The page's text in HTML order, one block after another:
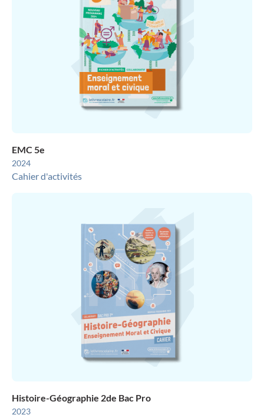
EMC 5e
2024
Cahier d'activités
Histoire-Géographie 2de Bac Pro
2023